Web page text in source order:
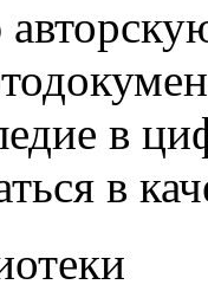
в
в